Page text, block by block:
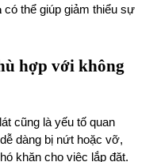
có thể giúp giảm thiểu sự
hợp với không
cũng là yếu tố quan
dàng bị nứt hoặc vỡ,
khăn cho việc lắp đặt.